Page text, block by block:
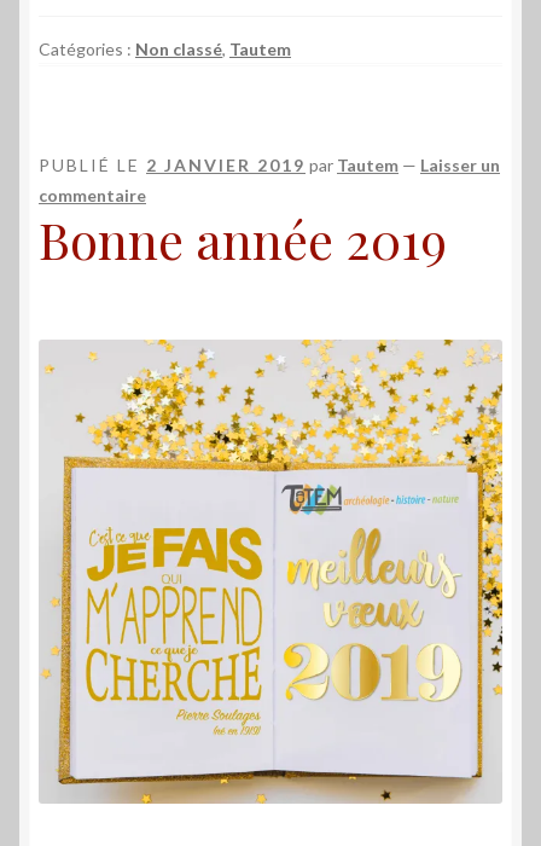
Catégories : Non classé, Tautem
PUBLIÉ LE 2 JANVIER 2019 par Tautem — Laisser un
commentaire
Bonne année 2019